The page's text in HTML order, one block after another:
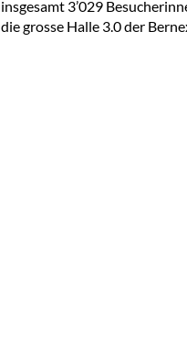
insgesamt 3’029
die grosse Halle 3.0 der